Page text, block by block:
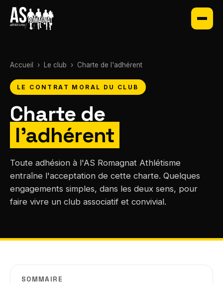
Accueil › Le club › Charte de l'adhérent
LE CONTRAT MORAL DU CLUB
Charte de
l'adhérent
Toute adhésion à l'AS Romagnat Athlétisme
entraîne l'acceptation de cette charte. Quelques
engagements simples, dans les deux sens, pour
faire vivre un club associatif et convivial.
SOMMAIRE